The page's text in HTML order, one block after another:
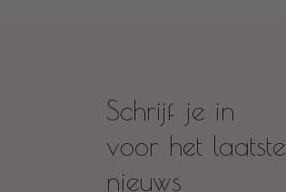
Schrijf je in
voor het laatste
nieuws